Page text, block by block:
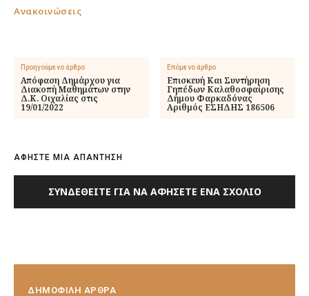
Ανακοινώσεις
Προηγούμενο άρθρο
Απόφαση Δημάρχου για
Διακοπή Μαθημάτων στην
Δ.Κ. Οιχαλίας στις
19/01/2022
Επόμενο άρθρο
Επισκευή Και Συντήρηση
Γηπέδων Καλαθοσφαίρισης
Δήμου Φαρκαδόνας
Αριθμός ΕΣΗΔΗΣ 186506
ΑΦΗΣΤΕ ΜΙΑ ΑΠΑΝΤΗΣΗ
ΣΥΝΔΕΘΕΊΤΕ ΓΙΑ ΝΑ ΑΦΉΣΕΤΕ ΈΝΑ ΣΧΌΛΙΟ
ΔΗΜΟΦΙΛΗ ΑΡΘΡΑ